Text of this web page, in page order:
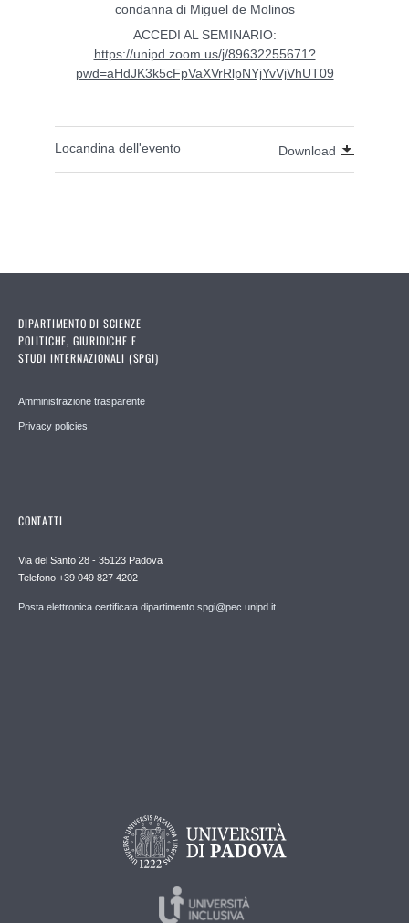
condanna di Miguel de Molinos
ACCEDI AL SEMINARIO:
https://unipd.zoom.us/j/89632255671?
pwd=aHdJK3k5cFpVaXVrRlpNYjYvVjVhUT09
Locandina dell'evento Download
DIPARTIMENTO DI SCIENZE
POLITICHE, GIURIDICHE E
STUDI INTERNAZIONALI (SPGI)
Amministrazione trasparente
Privacy policies
CONTATTI
Via del Santo 28 - 35123 Padova
Telefono +39 049 827 4202
Posta elettronica certificata dipartimento.spgi@pec.unipd.it